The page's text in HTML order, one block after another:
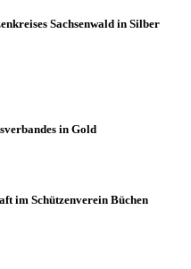
Sachsenwald in Silber
in Gold
im Schützenverein Büchen